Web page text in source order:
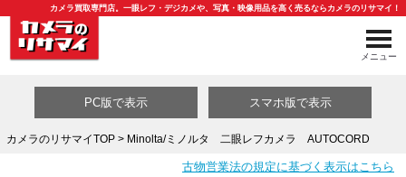
カメラ買取専門店。一眼レフ・デジカメや、写真・映像用品を高く売るならカメラのリサマイ！
メニュー
PC版で表示 スマホ版で表示
カメラのリサマイTOP> Minolta/ミノルタ 二眼レフカメラ AUTOCORD
古物営業法の規定に基づく表示はこちら